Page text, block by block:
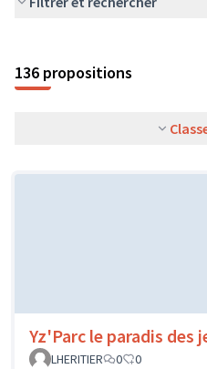
136 propositions
Yz'Parc le paradis des
LHERITIER
0 0